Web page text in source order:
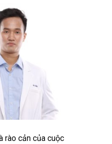
rào cản của cuộc